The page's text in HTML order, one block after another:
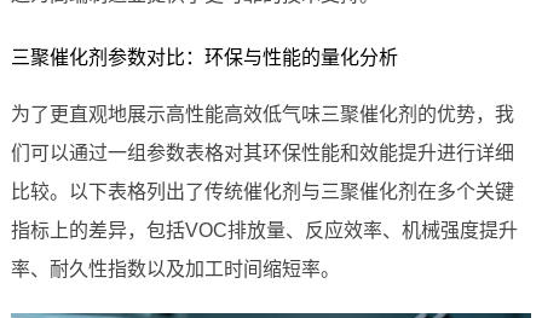
三聚催化剂参数对比：环保与性能的量化分析
为了更直观地展示高性能高效低气味三聚催化剂的优势，我
们可以通过一组参数表格对其环保性能和效能提升进行详细
比较。以下表格列出了传统催化剂与三聚催化剂在多个关键
指标上的差异，包括VOC排放量、反应效率、机械强度提升
率、耐久性指数以及加工时间缩短率。